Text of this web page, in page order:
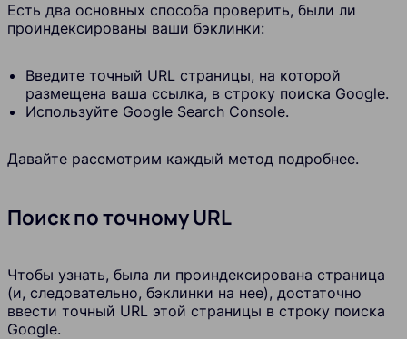
Есть два основных способа проверить, были ли
проиндексированы ваши бэклинки:
Введите точный URL страницы, на которой
размещена ваша ссылка, в строку поиска Google.
Используйте Google Search Console.
Давайте рассмотрим каждый метод подробнее.
Поиск по точному URL
Чтобы узнать, была ли проиндексирована страница
(и, следовательно, бэклинки на нее), достаточно
ввести точный URL этой страницы в строку поиска
Google.